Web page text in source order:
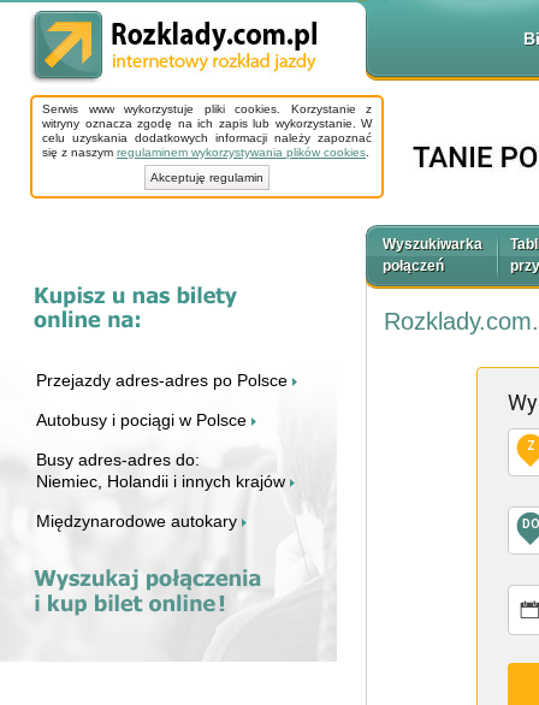
Serwis www wykorzystuje pliki cookies. Korzystanie z
witryny oznacza zgodę na ich zapis lub wykorzystanie. W
celu uzyskania dodatkowych informacji należy zapoznać
się z naszym regulaminem wykorzystywania plików cookies
Akceptuję regulamin
Przejazdy adres-adres po Polsce
Autobusy i pociągi w Polsce
Busy adres-adres do:
Niemiec, Holandii i innych krajów
Międzynarodowe autokary
Wyszukiwarka
połączeń
Z
DO